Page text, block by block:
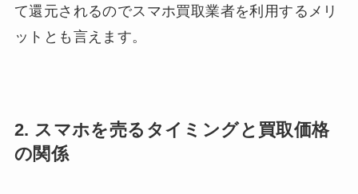
て還元されるのでスマホ買取業者を利用するメリ
ットとも言えます。
2. スマホを売るタイミングと買取価格
の関係